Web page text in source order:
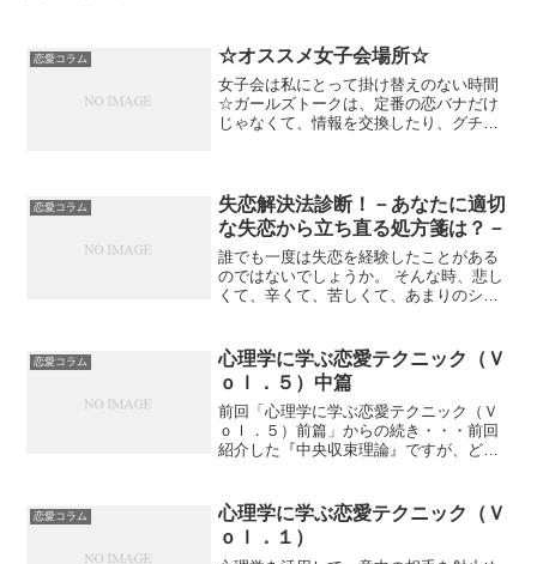
恋愛コラム ☆オススメ女子会場所☆
女子会は私にとって掛け替えのない時間
☆ガールズトークは、定番の恋バナだけ
じゃなくて、情報を交換したり、グチを
けどね☆せっかく女子だけ...
恋愛コラム
失恋解決法診断！－あなたに適切
な失恋から立ち直る処方箋は？－
誰でも一度は失恋を経験したことがある
のではないでしょうか。 そんな時、悲し
くて、辛くて、苦しくて、あまりのショ
が詰まって食が喉を通らなくなったり、
眠りから目が覚めた時、...
恋愛コラム
心理学に学ぶ恋愛テクニック（Ｖ
ｏｌ．５）中篇
前回「心理学に学ぶ恋愛テクニック（Ｖ
ｏｌ．５）前篇」からの続き・・・前回
紹介した『中央収束理論』ですが、どう
体だけの関係」が、どうして成り立って
しまうのかを検証してみま...
恋愛コラム
心理学に学ぶ恋愛テクニック（Ｖ
ｏｌ．１）